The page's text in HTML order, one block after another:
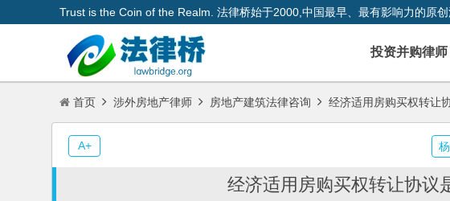
Trust is the Coin of the Realm. 法律桥始于2000,中国最早、最有影响力的原创
投资并购律师
首页 涉外房地产律师 房地产建筑法律咨询 经济适用房购买权转让
经济适用房购买权转让协议
A+